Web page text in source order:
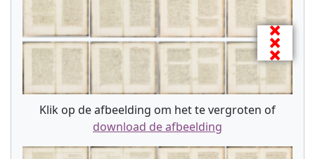
Klik op de afbeelding om het te vergroten of
download de afbeelding